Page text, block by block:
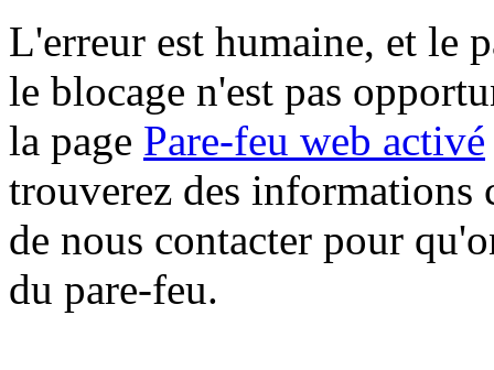
L'erreur est humaine, et le
le blocage n'est pas
la page Pare-feu web activé
trouverez des informations
de nous contacter pour
du pare-feu.